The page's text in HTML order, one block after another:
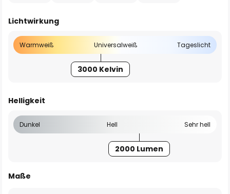
Lichtwirkung
Warmweiß Universalweiß Tageslicht
3000 Kelvin
Helligkeit
Dunkel Hell Sehr hell
2000 Lumen
Maße